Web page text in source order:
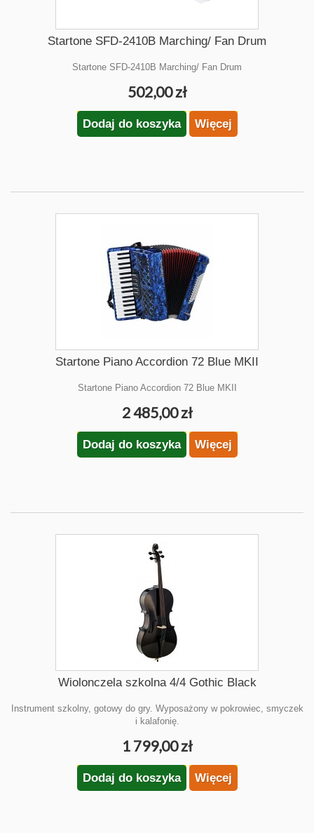
Startone SFD-2410B Marching/ Fan Drum
Startone SFD-2410B Marching/ Fan Drum
502,00 zł
Dodaj do koszyka Więcej
Startone Piano Accordion 72 Blue MKII
Startone Piano Accordion 72 Blue MKII
2 485,00 zł
Dodaj do koszyka Więcej
Wiolonczela szkolna 4/4 Gothic Black
Instrument szkolny, gotowy do gry. Wyposażony w pokrowiec, smyczek
i kalafonię.
1 799,00 zł
Dodaj do koszyka Więcej